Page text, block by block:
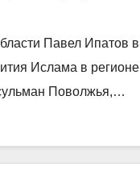
Павел Ипатов
Ислама в
Поволжья,…